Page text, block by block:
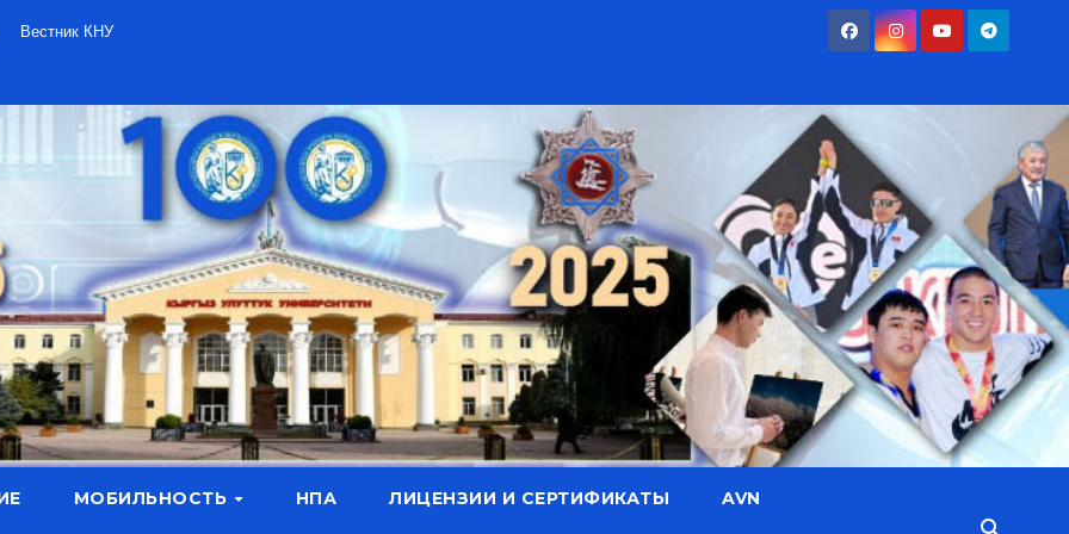
Вестник КНУ
МОБИЛЬНОСТЬ НПА ЛИЦЕНЗИИ И СЕРТИФИКАТЫ AVN